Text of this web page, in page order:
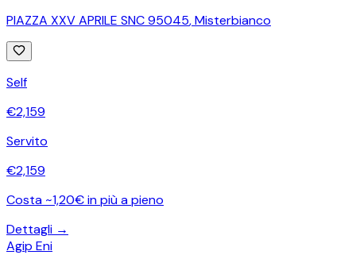
PIAZZA XXV APRILE SNC 95045,Misterbianco
Self
€2,159
Servito
€2,159
Costa ~1,20€ in più a pieno
Dettagli →
Agip Eni